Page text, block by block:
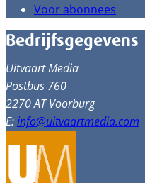
Voor abonnees
Bedrijfsgegevens
Uitvaart Media
Postbus 760
2270 AT Voorburg
E:info@uitvaartmedia.com